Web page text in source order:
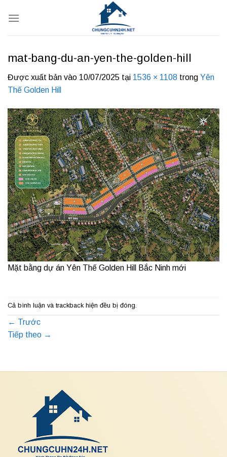
qua
mat-bang-du-an-yen-the-golden-hill
Được xuất bản vào 10/07/2025 tại 1536 × 1108 trong Yên
Thế Golden Hill
Mặt bằng dự án Yên Thế Golden Hill Bắc Ninh mới
Cả bình luận và trackback hiện đều bị đóng.
← Trước
Tiếp theo →